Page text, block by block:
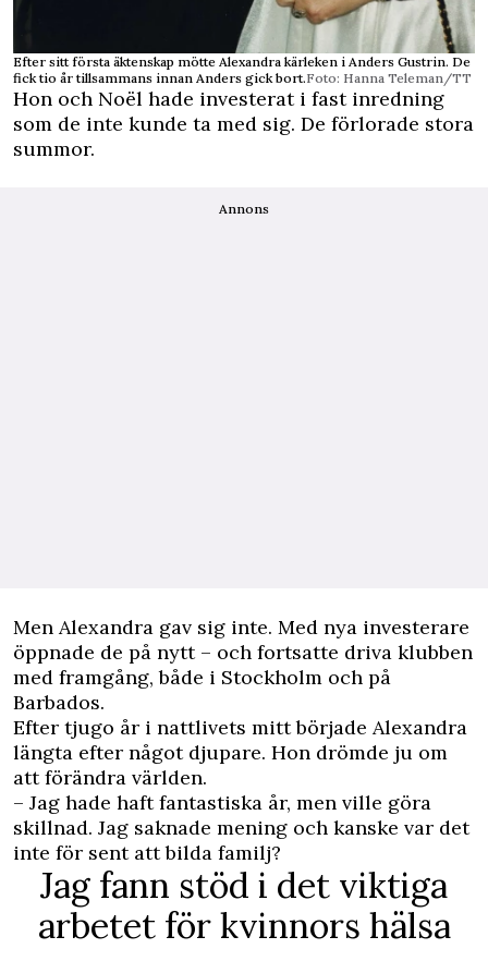
Efter sitt första äktenskap mötte Alexandra kärleken i Anders Gustrin. De
fick tio år tillsammans innan Anders gick bort.Foto: Hanna Teleman/TT
Hon och Noël hade investerat i fast inredning
som de inte kunde ta med sig. De förlorade stora
summor.
Annons
Men Alexandra gav sig inte. Med nya investerare
öppnade de på nytt – och fortsatte driva klubben
med framgång, både i Stockholm och på
Barbados.
Efter tjugo år i nattlivets mitt började Alexandra
längta efter något djupare. Hon drömde ju om
att förändra världen.
– Jag hade haft fantastiska år, men ville göra
skillnad. Jag saknade mening och kanske var det
inte för sent att bilda familj?
Jag fann stöd i det viktiga
arbetet för kvinnors hälsa